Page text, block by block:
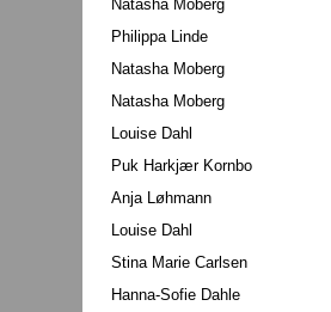
Natasha Moberg
Philippa Linde
Natasha Moberg
Natasha Moberg
Louise Dahl
Puk Harkjær Kornbo
Anja Løhmann
Louise Dahl
Stina Marie Carlsen
Hanna-Sofie Dahle